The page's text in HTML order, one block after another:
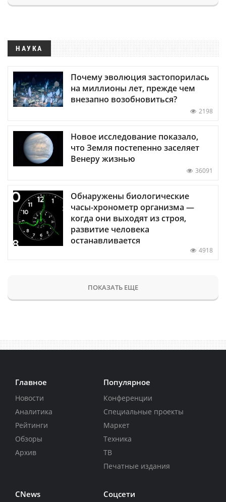
НАУКА
Почему эволюция застопорилась
на миллионы лет, прежде чем
внезапно возобновиться?
2198
Новое исследование показало,
что Земля постепенно заселяет
Венеру жизнью
36091
Обнаружены биологические
часы-хронометр организма —
когда они выходят из строя,
развитие человека
останавливается
4918
ПОКАЗАТЬ ЕЩЕ
Главное
Новости
Аналитика
Рейтинги
Обзоры
Архив
Популярное
Конференции
Специальные проекты
Маркет
Техника
ТВ
Печатные издания
CNews Соцсети